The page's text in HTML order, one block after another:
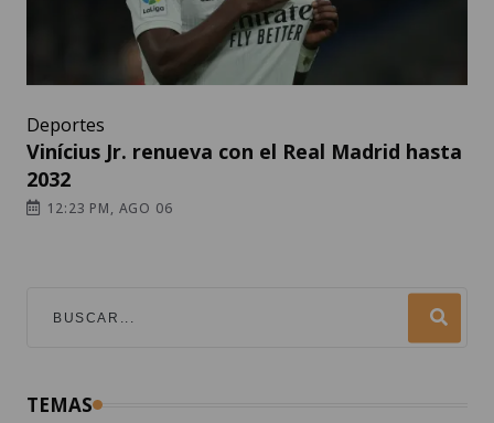
Deportes
Vinícius Jr. renueva con el Real Madrid hasta
2032
12:23 PM, AGO 06
TEMAS